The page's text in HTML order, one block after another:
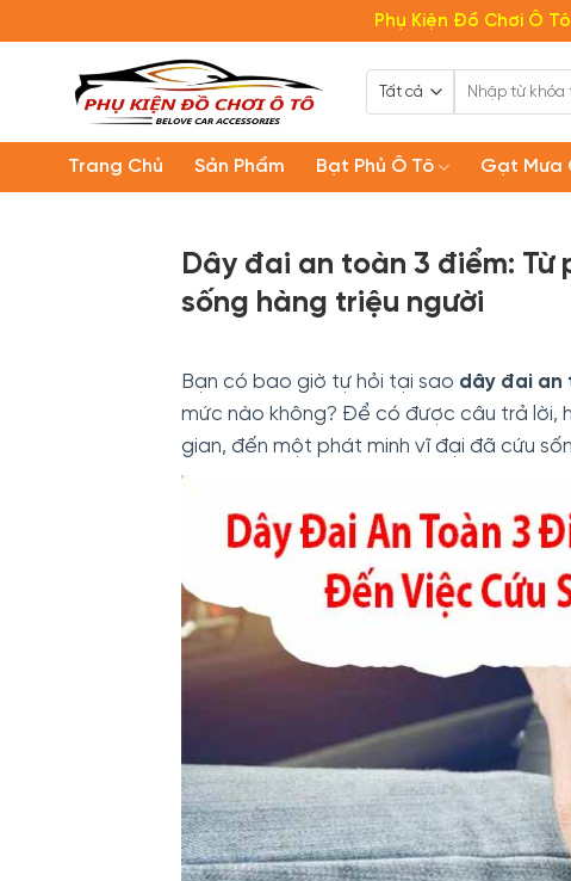
qua
Phụ Kiện Đồ Chơi Ô
kiếm:
Trang Chủ Sản Phẩm Bạt Phủ Ô Tô Gạt Mưa
Dây đai an toàn 3 điểm: Từ
sống hàng triệu người
Bạn có bao giờ tự hỏi tại sao dây đai an
mức nào không? Để có được câu trả lời,
gian, đến một phát minh vĩ đại đã cứu